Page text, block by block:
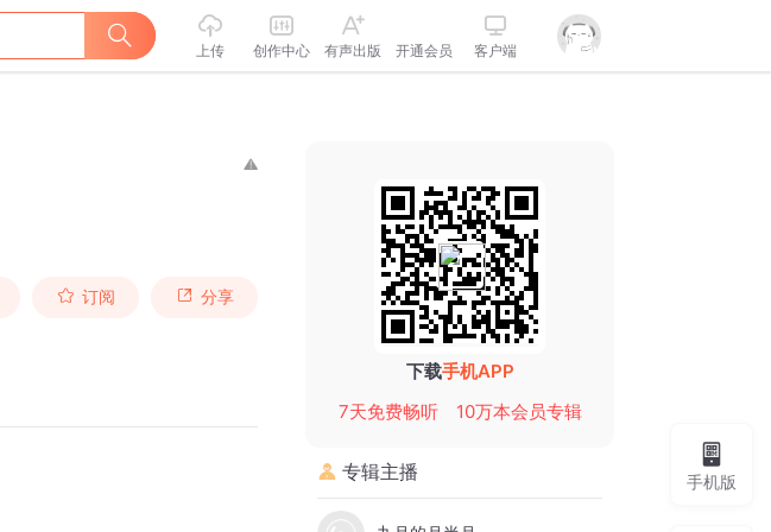
上传 创作中心 有声出版 开通会员 客户端
订阅 分享
下载手机APP
7天免费畅听
10万本会员专辑
专辑主播 手机版